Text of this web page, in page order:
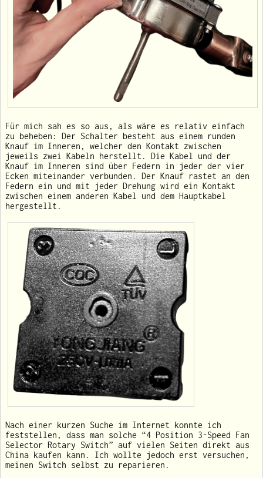
Für mich sah es so aus, als wäre es relativ einfach
zu beheben: Der Schalter besteht aus einem runden
Knauf im Inneren, welcher den Kontakt zwischen
jeweils zwei Kabeln herstellt. Die Kabel und der
Knauf im Inneren sind über Federn in jeder der vier
Ecken miteinander verbunden. Der Knauf rastet an den
Federn ein und mit jeder Drehung wird ein Kontakt
zwischen einem anderen Kabel und dem Hauptkabel
hergestellt.
Nach einer kurzen Suche im Internet konnte ich
feststellen, dass man solche “4 Position 3-Speed Fan
Selector Rotary Switch” auf vielen Seiten direkt aus
China kaufen kann. Ich wollte jedoch erst versuchen,
meinen Switch selbst zu reparieren.